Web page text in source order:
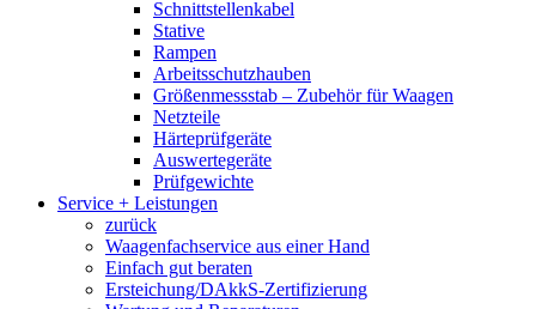
Schnittstellenkabel
Stative
Rampen
Arbeitsschutzhauben
Größenmessstab – Zubehör für Waagen
Netzteile
Härteprüfgeräte
Auswertegeräte
Prüfgewichte
Service + Leistungen
zurück
Waagenfachservice aus einer Hand
Einfach gut beraten
Ersteichung/DAkkS-Zertifizierung